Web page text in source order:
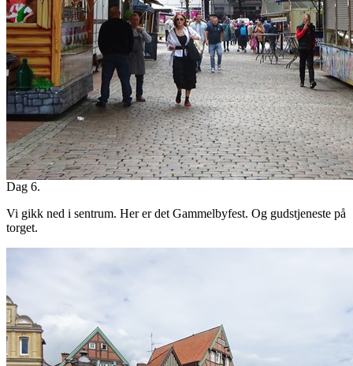
Dag 6.
Vi gikk ned i sentrum. Her er det Gammelbyfest. Og gudstjeneste på
torget.